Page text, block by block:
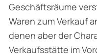
Geschäftsräume
Waren zum Verkauf
denen aber der
Verkaufsstätte im